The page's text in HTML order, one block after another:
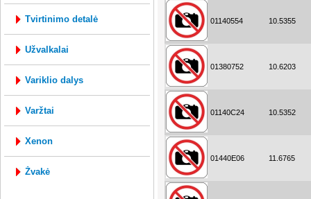
tvirtinimo detalė
užvalkalai
variklio dalys
varžtai
xenon
žvakė
01140554 10.5355
01380752 10.6203
01140C24 10.5352
01440E06 11.6765